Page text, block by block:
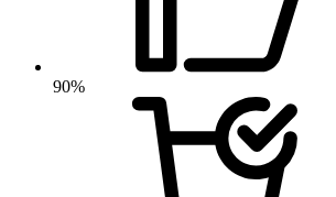
90%